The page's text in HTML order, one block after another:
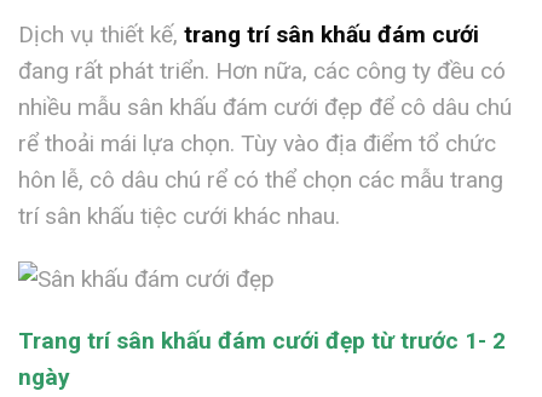
Dịch vụ thiết kế, trang trí sân khấu đám cưới
đang rất phát triển. Hơn nữa, các công ty đều có
nhiều mẫu sân khấu đám cưới đẹp để cô dâu chú
rể thoải mái lựa chọn. Tùy vào địa điểm tổ chức
hôn lễ, cô dâu chú rể có thể chọn các mẫu trang
trí sân khấu tiệc cưới khác nhau.
Trang trí sân khấu đám cưới đẹp từ trước 1- 2
ngày